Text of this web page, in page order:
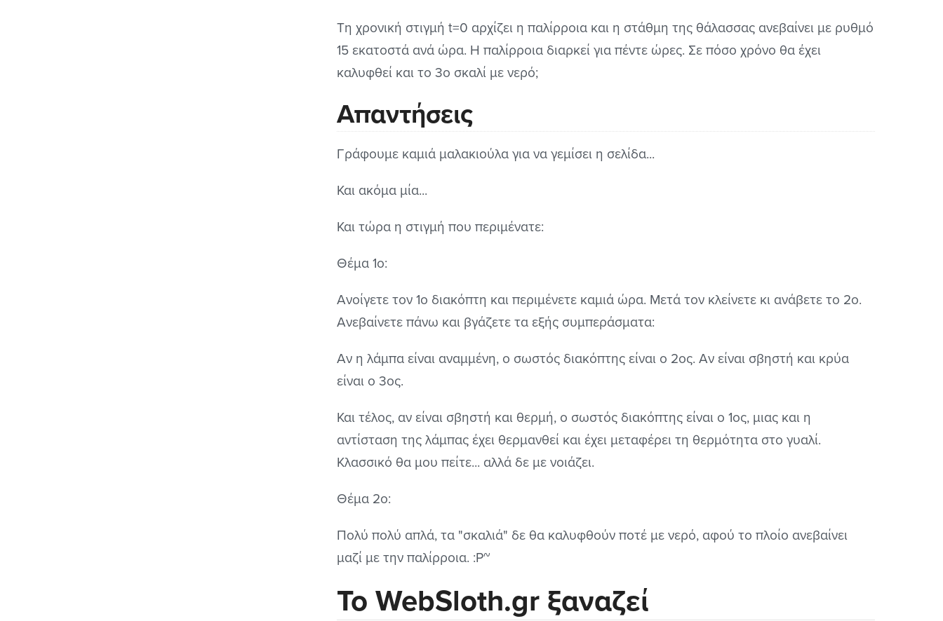
Τη χρονική στιγμή t=0 αρχίζει η παλίρροια και η στάθμη της θάλασσας ανεβαίνει με ρυθμό
15 εκατοστά ανά ώρα. Η παλίρροια διαρκεί για πέντε ώρες. Σε πόσο χρόνο θα έχει
καλυφθεί και το 3ο σκαλί με νερό;
Απαντήσεις
Γράφουμε καμιά μαλακιούλα για να γεμίσει η σελίδα...
Και ακόμα μία...
Και τώρα η στιγμή που περιμένατε:
Θέμα 1ο:
Ανοίγετε τον 1ο διακόπτη και περιμένετε καμιά ώρα. Μετά τον κλείνετε κι ανάβετε το 2ο.
Ανεβαίνετε πάνω και βγάζετε τα εξής συμπεράσματα:
Αν η λάμπα είναι αναμμένη, ο σωστός διακόπτης είναι ο 2ος. Αν είναι σβηστή και κρύα
είναι ο 3ος.
Και τέλος, αν είναι σβηστή και θερμή, ο σωστός διακόπτης είναι ο 1ος, μιας και η
αντίσταση της λάμπας έχει θερμανθεί και έχει μεταφέρει τη θερμότητα στο γυαλί.
Κλασσικό θα μου πείτε... αλλά δε με νοιάζει.
Θέμα 2ο:
Πολύ πολύ απλά, τα "σκαλιά" δε θα καλυφθούν ποτέ με νερό, αφού το πλοίο ανεβαίνει
μαζί με την παλίρροια. :P~
Το WebSloth.gr ξαναζεί